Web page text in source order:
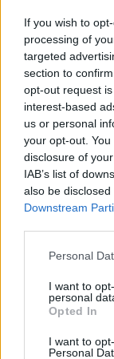
If you wish to
processing of
targeted
section to
opt-out request
interest-based
us or personal
your opt-out.
disclosure of
IAB’s list of
also be
Downstream
Please note that
not limited to
grant or deny
use your data
consent section.
Personal
I want to
personal
Opted In
I want to
Personal
gli appuntamenti
Andrea Conforti · 8
BASKET
Kevin Love
possibile
Kevin Love
questa volta ai